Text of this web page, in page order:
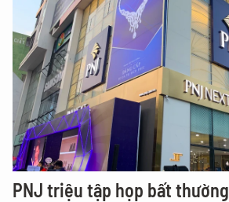
PNJ triệu tập họp bất thường